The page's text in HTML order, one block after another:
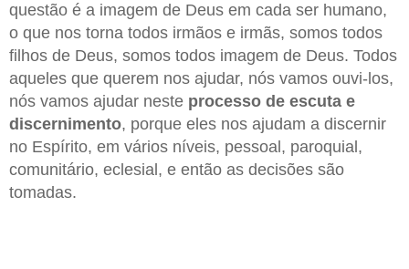
questão é a imagem de Deus em cada ser humano,
o que nos torna todos irmãos e irmãs, somos todos
filhos de Deus, somos todos imagem de Deus. Todos
aqueles que querem nos ajudar, nós vamos ouvi-los,
nós vamos ajudar neste processo de escuta e
discernimento, porque eles nos ajudam a discernir
no Espírito, em vários níveis, pessoal, paroquial,
comunitário, eclesial, e então as decisões são
tomadas.